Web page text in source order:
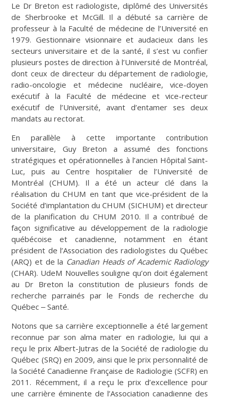
Le Dr Breton est radiologiste, diplômé des Universités
de Sherbrooke et McGill. Il a débuté sa carrière de
professeur à la Faculté de médecine de l’Université en
1979. Gestionnaire visionnaire et audacieux dans les
secteurs universitaire et de la santé, il s’est vu confier
plusieurs postes de direction à l’Université de Montréal,
dont ceux de directeur du département de radiologie,
radio-oncologie et médecine nucléaire, vice-doyen
exécutif à la Faculté de médecine et vice-recteur
exécutif de l’Université, avant d’entamer ses deux
mandats au rectorat.
En parallèle à cette importante contribution
universitaire, Guy Breton a assumé des fonctions
stratégiques et opérationnelles à l’ancien Hôpital Saint-
Luc, puis au Centre hospitalier de l’Université de
Montréal (CHUM). Il a été un acteur clé dans la
réalisation du CHUM en tant que vice-président de la
Société d’implantation du CHUM (SICHUM) et directeur
de la planification du CHUM 2010. Il a contribué de
façon significative au développement de la radiologie
québécoise et canadienne, notamment en étant
président de l’Association des radiologistes du Québec
(ARQ) et de la Canadian Heads of Academic Radiology
(CHAR). UdeM Nouvelles souligne qu’on doit également
au Dr Breton la constitution de plusieurs fonds de
recherche parrainés par le Fonds de recherche du
Québec ‒ Santé.
Notons que sa carrière exceptionnelle a été largement
reconnue par son alma mater en radiologie, lui qui a
reçu le prix Albert-Jutras de la Société de radiologie du
Québec (SRQ) en 2009, ainsi que le prix personnalité de
la Société Canadienne Française de Radiologie (SCFR) en
2011. Récemment, il a reçu le prix d’excellence pour
une carrière éminente de l’Association canadienne des